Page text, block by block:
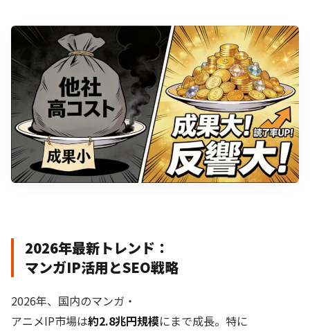
2026年最新トレンド：
マンガIP活用とSEO戦略
2026年、国内のマンガ・
アニメIP市場は約2.8兆円規模にまで成長。特に